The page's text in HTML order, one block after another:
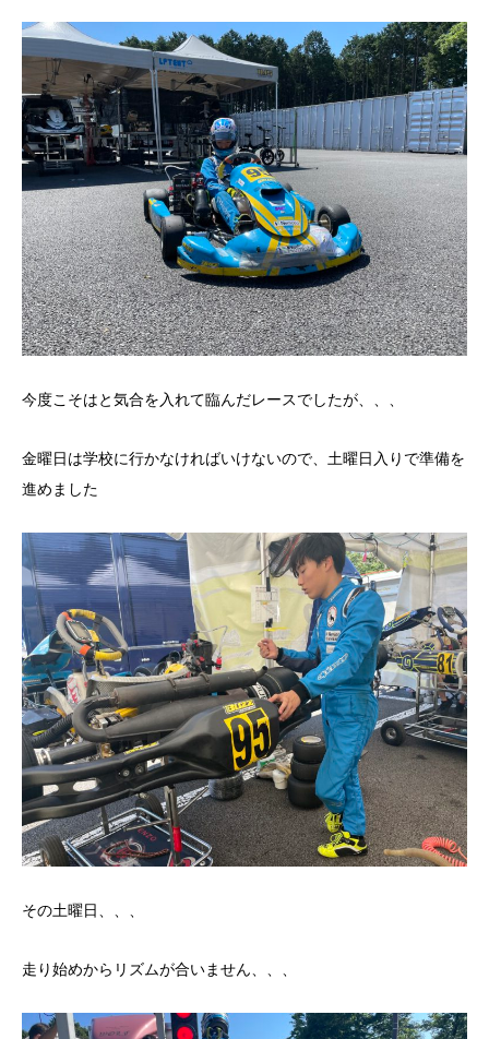
今度こそはと気合を入れて臨んだレースでしたが、、、
金曜日は学校に行かなければいけないので、土曜日入りで準備を
進めました
その土曜日、、、
走り始めからリズムが合いません、、、